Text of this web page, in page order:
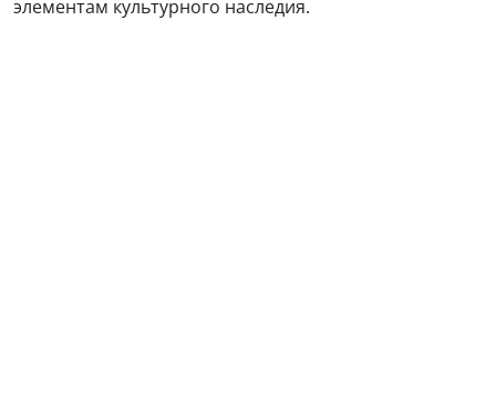
элементам культурного наследия.